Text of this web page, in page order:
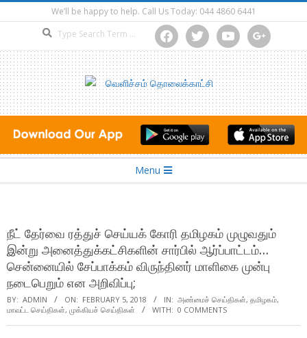
to
We’ll be happy to help. Call Us Today: 044 4860 6441
facebooktwitter youtube google
Menu
நீட் தேர்வை ரத்துச் செய்யக் கோரி தமிழகம் முழுவதும்
இன்று அனைத்துக்கட்சிகளின் சார்பில் ஆர்ப்பாட்டம்…
சென்னையில் சேப்பாக்கம் விருந்தினர் மாளிகை முன்பு
நடைபெறும் என அறிவிப்பு;
BY: ADMIN ON: FEBRUARY 5, 2018 IN: அண்மைச் செய்திகள், தமிழகம்,
மாவட்ட செய்திகள், முக்கியச் செய்திகள் WITH: 0 COMMENTS